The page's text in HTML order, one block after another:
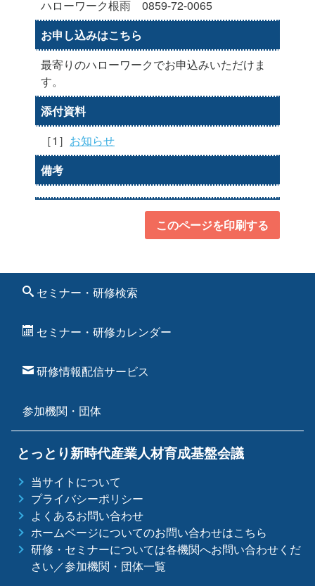
ハローワーク根雨 0859-72-0065
お申し込みはこちら
最寄りのハローワークでお申込みいただけま
す。
添付資料
［1］ お知らせ
備考
このページを印刷する
セミナー・研修検索
セミナー・研修カレンダー
研修情報配信サービス
参加機関・団体
とっとり新時代産業人材育成基盤会議
当サイトについて
プライバシーポリシー
よくあるお問い合わせ
ホームページについてのお問い合わせはこちら
研修・セミナーについては各機関へお問い合わせくだ
さい／参加機関・団体一覧